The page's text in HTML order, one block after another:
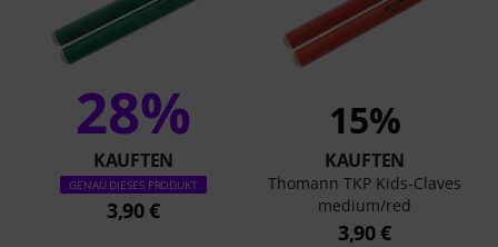
28%
KAUFTEN
GENAU DIESES PRODUKT
3,90 €
15%
KAUFTEN
Thomann TKP Kids-Claves
medium/red
3,90 €